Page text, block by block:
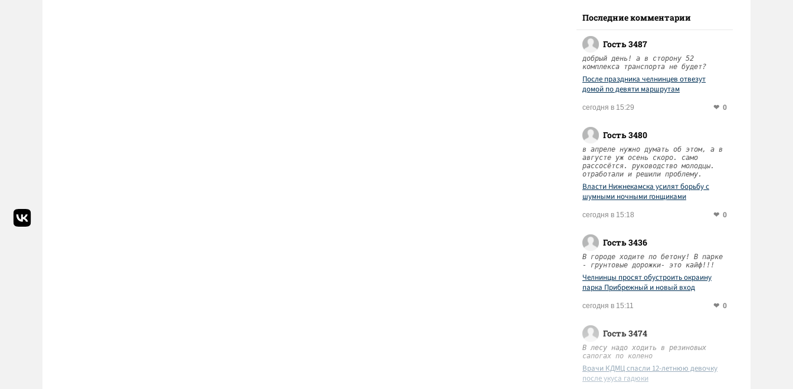
Последние комментарии
Гость 3487
добрый день! а в сторону 52
комплекса транспорта не будет?
После праздника челнинцев отвезут
домой по девяти маршрутам
сегодня в 15:29 0
Гость 3480
в апреле нужно думать об этом, а в
августе уж осень скоро. само
рассосётся. руководство молодцы.
отработали и решили проблему.
Власти Нижнекамска усилят борьбу с
шумными ночными гонщиками
сегодня в 15:18 0
Гость 3436
В городе ходите по бетону! В парке
- грунтовые дорожки- это кайф!!!
Челнинцы просят обустроить окраину
парка Прибрежный и новый вход
сегодня в 15:11 0
Гость 3474
В лесу надо ходить в резиновых
сапогах по колено
Врачи КДМЦ спасли 12-летнюю девочку
после укуса гадюки